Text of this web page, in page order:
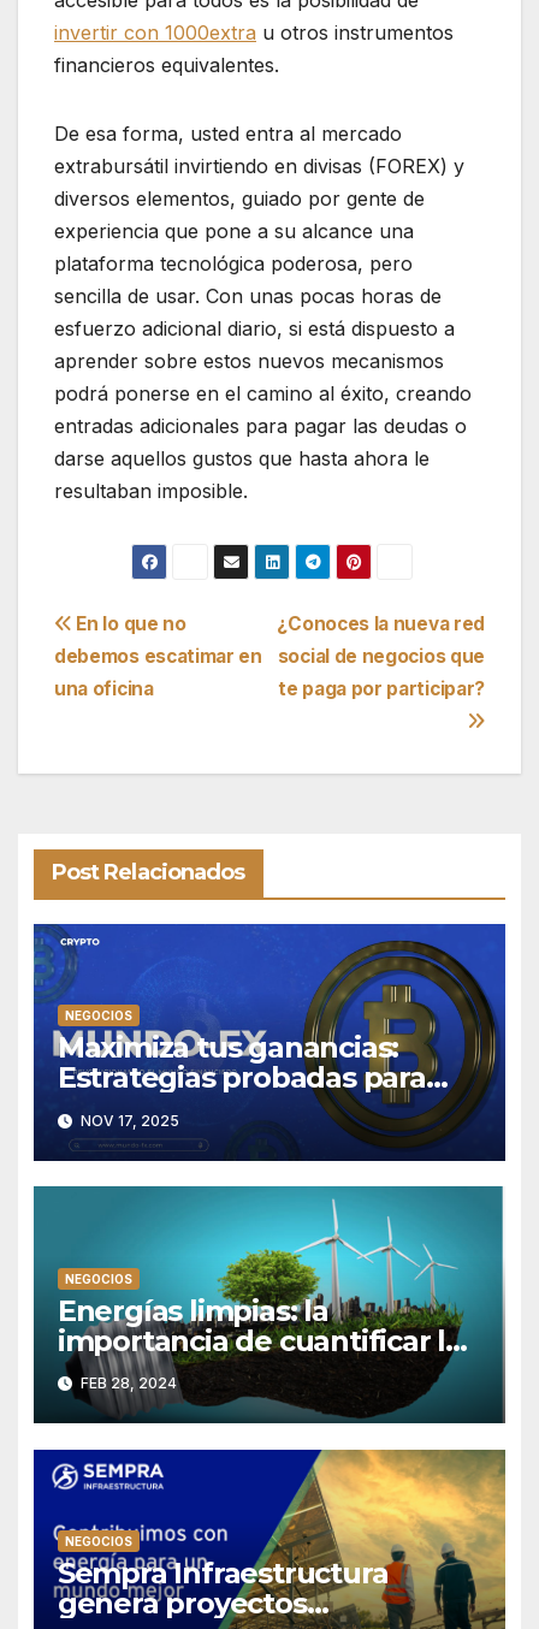
invertir con 1000extra u otros instrumentos
financieros equivalentes.
De esa forma, usted entra al mercado
extrabursátil invirtiendo en divisas (FOREX) y
diversos elementos, guiado por gente de
experiencia que pone a su alcance una
plataforma tecnológica poderosa, pero
sencilla de usar. Con unas pocas horas de
esfuerzo adicional diario, si está dispuesto a
aprender sobre estos nuevos mecanismos
podrá ponerse en el camino al éxito, creando
entradas adicionales para pagar las deudas o
darse aquellos gustos que hasta ahora le
resultaban imposible.
Navegación
de
¿Conoces la nueva red
social de negocios que
te paga por participar?
En lo que no
debemos escatimar en
una oficina
Post Relacionados
NEGOCIOS
Maximiza tus ganancias:
Estrategias probadas para
tener éxito en Mundo-fx
NOV 17, 2025
NEGOCIOS
Energías limpias: la
importancia de cuantificar las
emisiones.
FEB 28, 2024
NEGOCIOS
Sempra Infraestructura
genera proyectos